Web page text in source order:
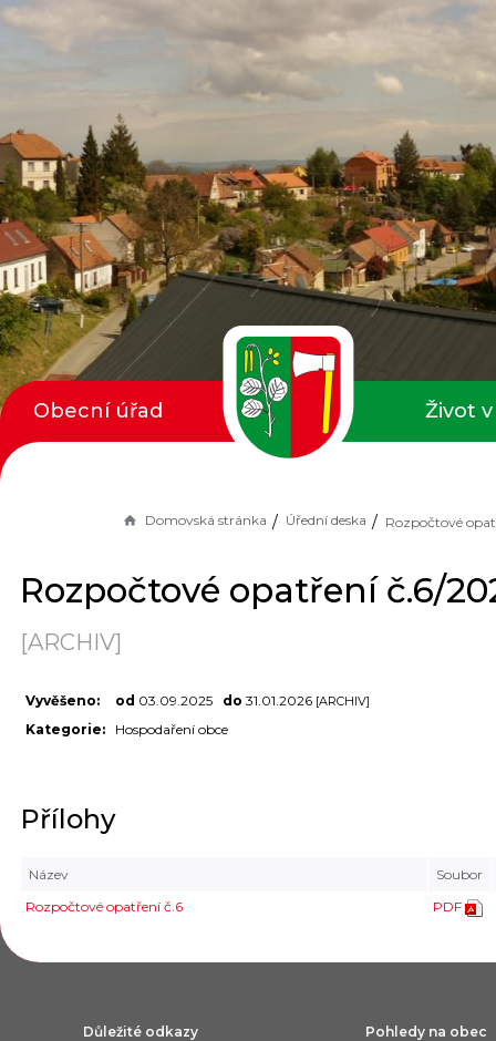
Domovská stránka Úřední deska
Rozpočtové opatření č.6/
[ARCHIV]
Vyvěšeno: od 03.09.2025 do 31.01.2026 [ARCHIV]
Kategorie: Hospodaření obce
Přílohy
Název
Soubor
Rozpočtové opatření č.6
PDF
Obecní úřad Život
Důležité odkazy Pohledy na obec